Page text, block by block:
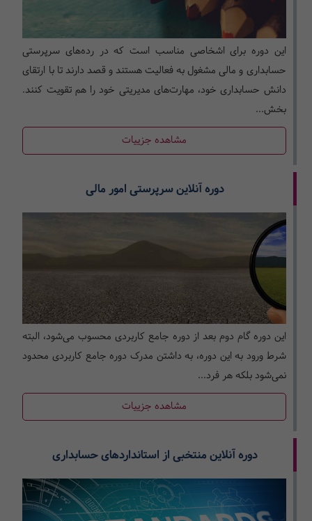
این دوره برای اشخاصی مناسب است که در رده‌­های سرپرستی
حسابداری و مالی مشغول به فعالیت هستند و قصد دارند تا با ارتقای
دانش حسابداری خود، مهارت­‌های مدیریتی خود را هم تقویت کنند.
بخش...
مشاهده جزییات
دوره آنلاین سرپرستی امور مالی
این دوره گام دوم بعد از دوره جامع کاربردی محسوب می‌­شود، البته
شرط ورود به این دوره، به داشتن مدرک دوره جامع کاربردی محدود
نمی‌­شود بلکه هر فرد...
مشاهده جزییات
دوره آنلاین منتخبی از استانداردهای حسابداری